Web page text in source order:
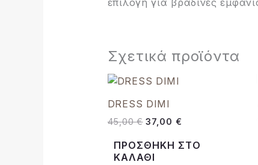
επιλογή για βραδινές
Σχετικά προϊόντα
DRESS DIMI
45,00€
Original
was:
45,00 €.
37,00 €
ΠΡΟΣΘΉΚΗ ΣΤΟ
ΚΑΛΆΘΙ